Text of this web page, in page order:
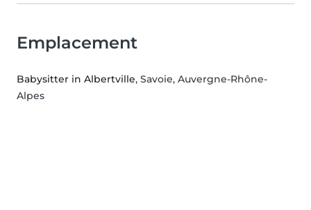
Emplacement
Babysitter in Albertville, Savoie, Auvergne-Rhône-
Alpes